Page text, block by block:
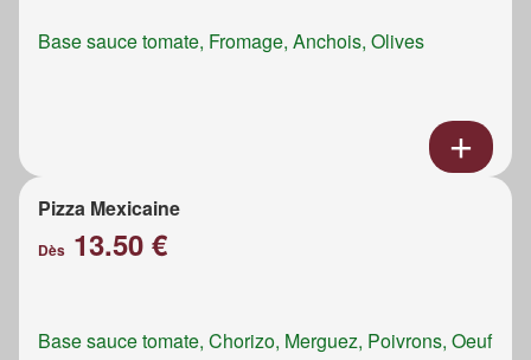
Base sauce tomate, Fromage, Anchois, Olives
Pizza Mexicaine
Dès 13.50 €
Base sauce tomate, Chorizo, Merguez, Poivrons, Oeuf